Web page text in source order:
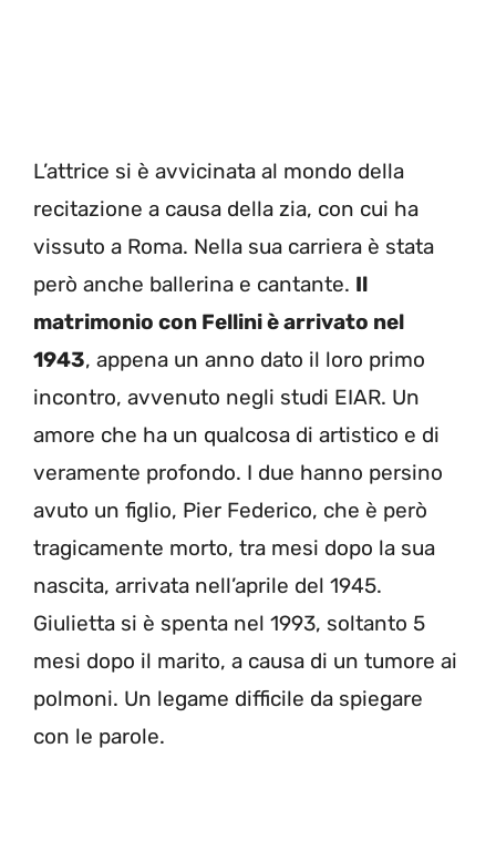
L’attrice si è avvicinata al mondo della
recitazione a causa della zia, con cui ha
vissuto a Roma. Nella sua carriera è stata
però anche ballerina e cantante. Il
matrimonio con Fellini è arrivato nel
1943, appena un anno dato il loro primo
incontro, avvenuto negli studi EIAR. Un
amore che ha un qualcosa di artistico e di
veramente profondo. I due hanno persino
avuto un figlio, Pier Federico, che è però
tragicamente morto, tra mesi dopo la sua
nascita, arrivata nell’aprile del 1945.
Giulietta si è spenta nel 1993, soltanto 5
mesi dopo il marito, a causa di un tumore ai
polmoni. Un legame difficile da spiegare
con le parole.